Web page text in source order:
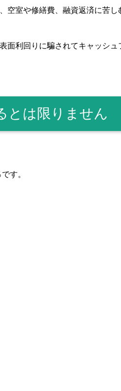
空室や修繕費、融資返済に苦し
面利回りに騙されてキャッシュ
とは限りません
す。